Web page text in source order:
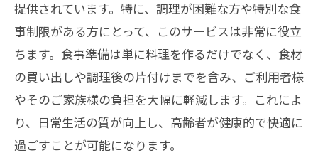
提供されています。特に、調理が困難な方や特別な食
事制限がある方にとって、このサービスは非常に役立
ちます。食事準備は単に料理を作るだけでなく、食材
の買い出しや調理後の片付けまでを含み、ご利用者様
やそのご家族様の負担を大幅に軽減します。これによ
り、日常生活の質が向上し、高齢者が健康的で快適に
過ごすことが可能になります。